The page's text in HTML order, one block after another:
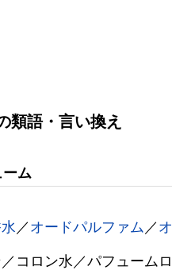
類語・言い換え
ーム
／ オードパルファム ／
コロン水／パフューム